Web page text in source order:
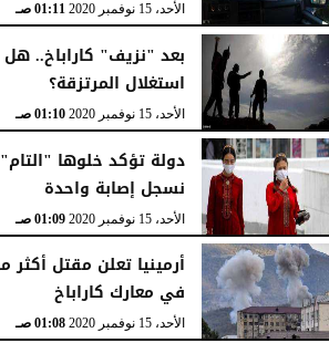
الأحد، 15 نوفمبر 2020 01:11 صـ
بعد "نزيف" كاراباخ..
استغلال المرتزقة؟
الأحد، 15 نوفمبر 2020 01:10 صـ
دولة تؤكد خلوها
نسجل إصابة واحدة
الأحد، 15 نوفمبر 2020 01:09 صـ
في معارك كاراباخ
الأحد، 15 نوفمبر 2020 01:08 صـ